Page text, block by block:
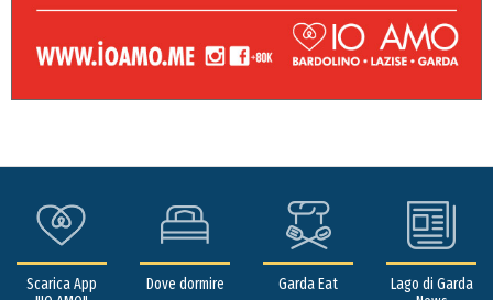
Scarica App
Dove dormire Garda Eat
Lago di Garda